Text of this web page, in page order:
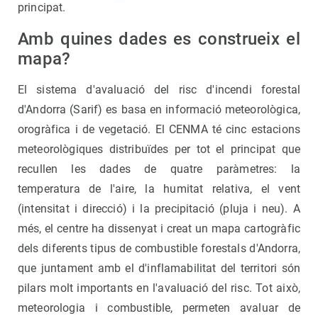
principat.
Amb quines dades es construeix el
mapa?
El sistema d'avaluació del risc d'incendi forestal
d'Andorra (Sarif) es basa en informació meteorològica,
orogràfica i de vegetació. El CENMA té cinc estacions
meteorològiques distribuïdes per tot el principat que
recullen les dades de quatre paràmetres: la
temperatura de l'aire, la humitat relativa, el vent
(intensitat i direcció) i la precipitació (pluja i neu). A
més, el centre ha dissenyat i creat un mapa cartogràfic
dels diferents tipus de combustible forestals d'Andorra,
que juntament amb el d'inflamabilitat del territori són
pilars molt importants en l'avaluació del risc. Tot això,
meteorologia i combustible, permeten avaluar de